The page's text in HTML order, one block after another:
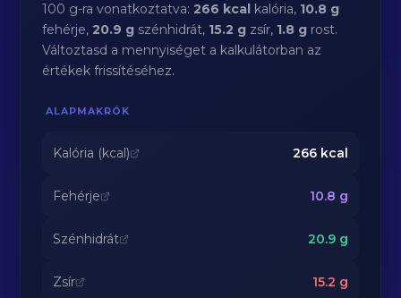
100 g-ra vonatkoztatva:266 kcal kalória, 10.8 g
fehérje,20.9 g szénhidrát, 15.2 g zsír, 1.8 g rost.
Változtasd a mennyiséget a kalkulátorban az
értékek frissítéséhez.
ALAPMAKRÓK
Kalória (kcal) 266kcal
Fehérje 10.8 g
Szénhidrát 20.9g
Zsír 15.2 g